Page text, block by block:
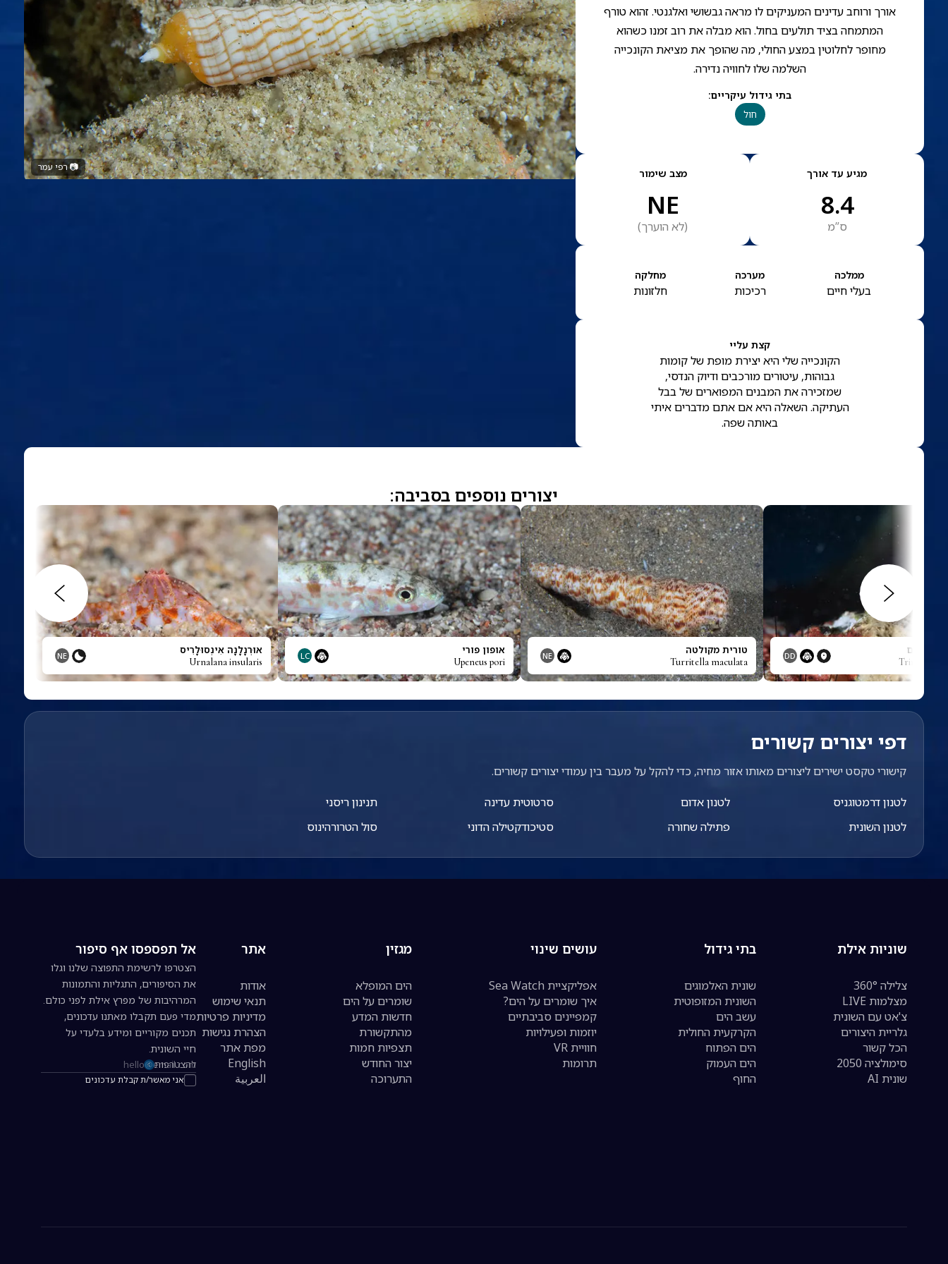
📷רפי עמר
אורך ורוחב עדינים המעניקים לו מראה גבשושי ואלגנטי. זהוא טורף
המתמחה בציד תולעים בחול. הוא מבלה את רוב זמנו כשהוא
מחופר לחלוטין במצע החולי, מה שהופך את מציאת הקונכייה
השלמה שלו לחוויה נדירה.
בתי גידול עיקריים:
חול
מגיע עד אורך
8.4
ס”מ
מצב שימור
NE
(לא הוערך)
ממלכה
בעלי חיים
מערכה
רכיכות
מחלקה
חלזונות
קצת עליי
הקונכייה שלי היא יצירת מופת של קומות
גבוהות, עיטורים מורכבים ודיוק הנדסי,
שמזכירה את המבנים המפוארים של בבל
העתיקה. השאלה היא אם אתם מדברים איתי
באותה שפה.
יצורים נוספים בסביבה:
Trimma
DD טורית מקולטה
Turritella maculata
NE אופון פורי
Upeneus pori
LC אוּרְנָלָנָה אִינְסוּלָרִיס
Urnalana insularis
NE
דפי יצורים קשורים
קישורי טקסט ישירים ליצורים מאותו אזור מחיה, כדי להקל על מעבר בין עמודי יצורים קשורים.
לטנון דרמטוגניס
לטנון השונית
לטנון אדום
פתילה שחורה
סרטוטית עדינה
סטיכודקטילה הדוני
תנינון ריסני
סול הטרורהינוס
שוניות אילת
צלילה 360°
מצלמות LIVE
צ'אט עם השונית
גלריית היצורים
הכל קשור
סימולציה 2050
שונית AI
בתי גידול
שונית האלמוגים
השונית המזופוטית
עשב הים
הקרקעית החולית
הים הפתוח
הים העמוק
החוף
עושים שינוי
אפליקציית Sea Watch
איך שומרים על הים?
קמפיינים סביבתיים
יוזמות ופעילויות
חוויית VR
תרומות
מגזין
הים המופלא
שומרים על הים
חדשות המדע
מהתקשורת
תצפיות חמות
יצור החודש
התערוכה
אתר
אודות
תנאי שימוש
מדיניות פרטיות
הצהרת נגישות
מפת אתר
English
العربية
אל תפספסו אף סיפור
הצטרפו לרשימת התפוצה שלנו וגלו
את הסיפורים, התגליות והתמונות
המרהיבות של מפרץ אילת לפני כולם.
מדי פעם תקבלו מאתנו עדכונים,
תכנים מקוריים ומידע בלעדי על
חיי השונית.
כתובת אימייל להרשמה לניוזלטר
אני מאשר/ת קבלת עדכונים
להצטרפות